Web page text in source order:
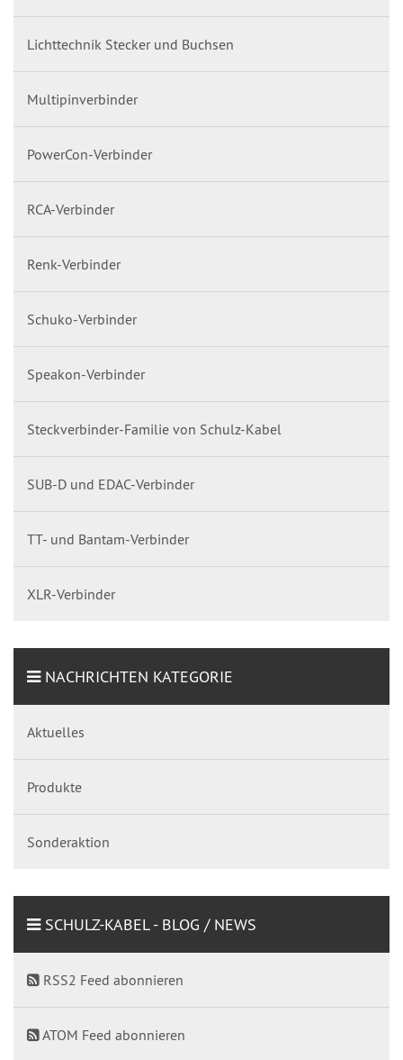
Lichttechnik Stecker und Buchsen
Multipinverbinder
PowerCon-Verbinder
RCA-Verbinder
Renk-Verbinder
Schuko-Verbinder
Speakon-Verbinder
Steckverbinder-Familie von Schulz-Kabel
SUB-D und EDAC-Verbinder
TT- und Bantam-Verbinder
XLR-Verbinder
NACHRICHTEN KATEGORIE
Aktuelles
Produkte
Sonderaktion
SCHULZ-KABEL - BLOG / NEWS
RSS2 Feed abonnieren
ATOM Feed abonnieren